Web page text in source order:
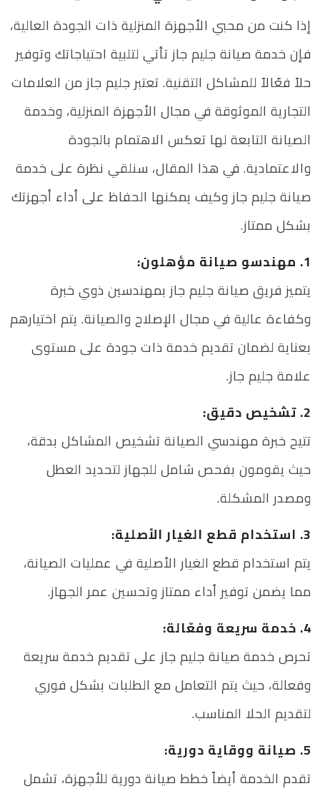
إذا كنت من محبي الأجهزة المنزلية ذات الجودة العالية،
فإن خدمة صيانة جليم جاز تأتي لتلبية احتياجاتك وتوفير
حلاً فعّالاً للمشاكل التقنية. تعتبر جليم جاز من العلامات
التجارية الموثوقة في مجال الأجهزة المنزلية، وخدمة
الصيانة التابعة لها تعكس الاهتمام بالجودة
والاعتمادية. في هذا المقال، سنلقي نظرة على خدمة
صيانة جليم جاز وكيف يمكنها الحفاظ على أداء أجهزتك
بشكل ممتاز.
1. مهندسو صيانة مؤهلون:
يتميز فريق صيانة جليم جاز بمهندسين ذوي خبرة
وكفاءة عالية في مجال الإصلاح والصيانة. يتم اختيارهم
بعناية لضمان تقديم خدمة ذات جودة على مستوى
علامة جليم جاز.
2. تشخيص دقيق:
تتيح خبرة مهندسي الصيانة تشخيص المشاكل بدقة،
حيث يقومون بفحص شامل للجهاز لتحديد العطل
ومصدر المشكلة.
3. استخدام قطع الغيار الأصلية:
يتم استخدام قطع الغيار الأصلية في عمليات الصيانة،
مما يضمن توفير أداء ممتاز وتحسين عمر الجهاز.
4. خدمة سريعة وفعّالة:
تحرص خدمة صيانة جليم جاز على تقديم خدمة سريعة
وفعالة، حيث يتم التعامل مع الطلبات بشكل فوري
لتقديم الحلا المناسب.
5. صيانة ووقاية دورية:
تقدم الخدمة أيضاً خطط صيانة دورية للأجهزة، تشمل